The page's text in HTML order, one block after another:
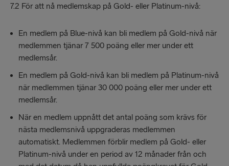
7.2 För att nå medlemskap på Gold- eller Platinum-nivå:
En medlem på Blue-nivå kan bli medlem på Gold-nivå när
medlemmen tjänar 7 500 poäng eller mer under ett
medlemsår.
En medlem på Gold-nivå kan bli medlem på Platinum-nivå
när medlemmen tjänar 30 000 poäng eller mer under ett
medlemsår.
När en medlem uppnått det antal poäng som krävs för
nästa medlemsnivå uppgraderas medlemmen
automatiskt. Medlemmen förblir medlem på Gold- eller
Platinum-nivå under en period av 12 månader från och